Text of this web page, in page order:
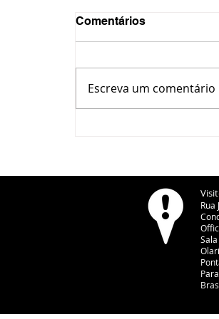
Castro
Comentários
Escreva um comentário
Rua
Sala